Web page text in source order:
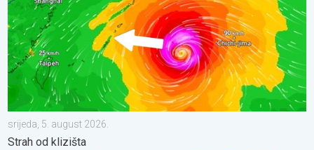
srijeda, 5. august 2026.
Strah od klizišta